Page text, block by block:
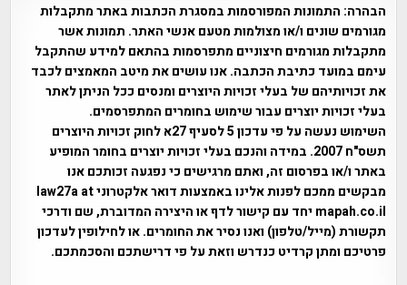
הבהרה: התמונות המפורסמות במסגרת הכתבות באתר מתקבלות
מגורמים שונים ו/או מצולמות מטעם אנשי האתר. תמונות אשר
מתקבלות מגורמים חיצוניים מתפרסמות בהתאם למידע שהתקבל
עימם במועד כתיבת הכתבה. אנו עושים את מיטב המאמצים לכבד
את זכויותיהם של בעלי זכויות היוצרים ומנסים ככל הניתן לאתר
בעלי זכויות יוצרים עבור שימוש בחומרים המתפרסמים.
השימוש נעשה על פי עדכון 5 לסעיף 27א לחוק זכויות היוצרים
תשס"ח 2007. במידה והנכם בעלי זכויות יוצרים בחומר המופיע
באתר ו/או בפרסום זה, ואתם מרגישים כי נפגעה זכותכם אנו
מבקשים ממכם לפנות אלינו באמצעות דואר אלקטרוני law27a at
mapah.co.il יחד עם קישור לדף או היצירה המדוברת, שם ודרכי
תקשורת (מייל/טלפון) ואנו נסיר את החומרים. או לחילופין לעדכון
פרטיכם ומתן קרדיט כנדרש וזאת על פי דרישתכם והסכמתכם.